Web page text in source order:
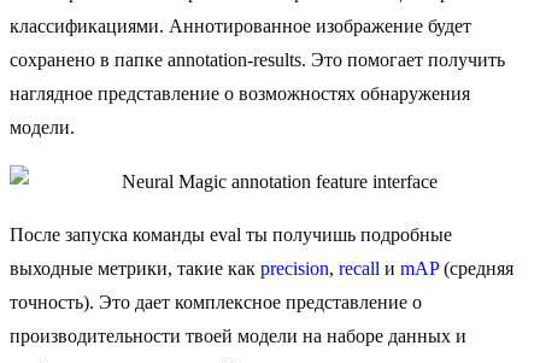
классификациями. Аннотированное изображение будет
сохранено в папке annotation-results. Это помогает получить
наглядное представление о возможностях обнаружения
модели.
После запуска команды eval ты получишь подробные
выходные метрики, такие как precision, recall и mAP(средняя
точность). Это дает комплексное представление о
производительности твоей модели на наборе данных и